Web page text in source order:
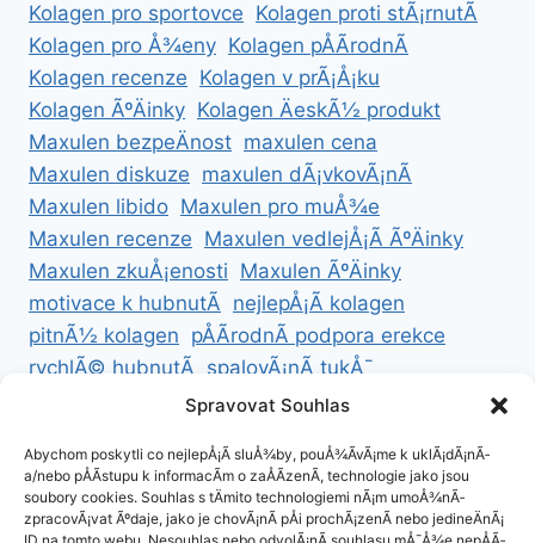
Kolagen pro sportovce Kolagen proti stÃ¡rnutÃ­
Kolagen pro Å¾eny Kolagen pÅÃ­rodnÃ­
Kolagen recenze Kolagen v prÃ¡Å¡ku
Kolagen ÃºÄinky Kolagen ÄeskÃ½ produkt
Maxulen bezpeÄnost maxulen cena
Maxulen diskuze maxulen dÃ¡vkovÃ¡nÃ­
Maxulen libido Maxulen pro muÅ¾e
Maxulen recenze Maxulen vedlejÅ¡Ã­ ÃºÄinky
Maxulen zkuÅ¡enosti Maxulen ÃºÄinky
motivace k hubnutÃ­ nejlepÅ¡Ã­ kolagen
pitnÃ½ kolagen pÅÃ­rodnÃ­ podpora erekce
rychlÃ© hubnutÃ­ spalovÃ¡nÃ­ tukÅ¯
ZdravÃ© hubnutÃ­ ZdravÃ© recepty na hubnutÃ­
Spravovat Souhlas
Abychom poskytli co nejlepÅ¡Ã­ sluÅ¾by, pouÅ¾Ã­vÃ¡me k uklÃ¡dÃ¡nÃ­
a/nebo pÅÃ­stupu k informacÃ­m o zaÅÃ­zenÃ­, technologie jako jsou
soubory cookies. Souhlas s tÄmito technologiemi nÃ¡m umoÅ¾nÃ­
zpracovÃ¡vat Ãºdaje, jako je chovÃ¡nÃ­ pÅi prochÃ¡zenÃ­ nebo jedineÄnÃ¡